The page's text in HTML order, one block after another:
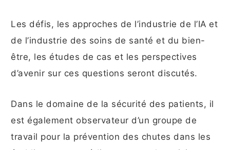
Les défis, les approches de l’industrie de l’IA et
de l’industrie des soins de santé et du bien-
être, les études de cas et les perspectives
d’avenir sur ces questions seront discutés.
Dans le domaine de la sécurité des patients, il
est également observateur d’un groupe de
travail pour la prévention des chutes dans les